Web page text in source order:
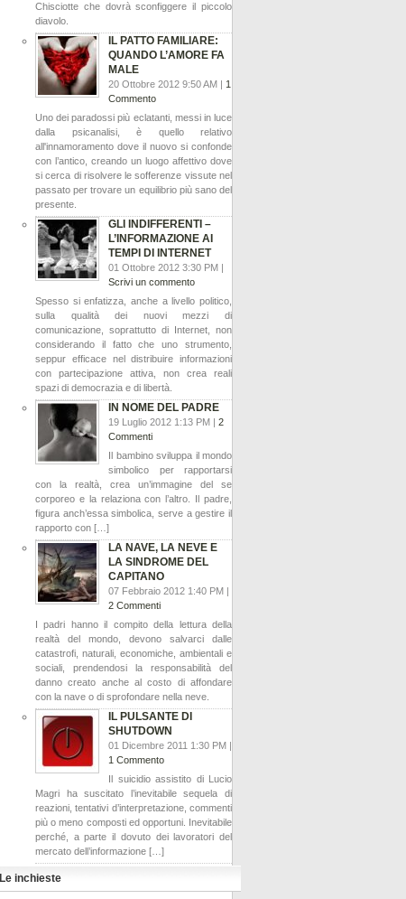
Chisciotte che dovrà sconfiggere il piccolo
diavolo.
IL PATTO FAMILIARE:
QUANDO L’AMORE FA
MALE
20 Ottobre 2012 9:50 AM | 1
Commento
Uno dei paradossi più eclatanti, messi in luce
dalla psicanalisi, è quello relativo
all'innamoramento dove il nuovo si confonde
con l’antico, creando un luogo affettivo dove
si cerca di risolvere le sofferenze vissute nel
passato per trovare un equilibrio più sano del
presente.
GLI INDIFFERENTI –
L’INFORMAZIONE AI
TEMPI DI INTERNET
01 Ottobre 2012 3:30 PM |
Scrivi un commento
Spesso si enfatizza, anche a livello politico,
sulla qualità dei nuovi mezzi di
comunicazione, soprattutto di Internet, non
considerando il fatto che uno strumento,
seppur efficace nel distribuire informazioni
con partecipazione attiva, non crea reali
spazi di democrazia e di libertà.
IN NOME DEL PADRE
19 Luglio 2012 1:13 PM | 2
Commenti
Il bambino sviluppa il mondo
simbolico per rapportarsi
con la realtà, crea un’immagine del se
corporeo e la relaziona con l’altro. Il padre,
figura anch’essa simbolica, serve a gestire il
rapporto con […]
LA NAVE, LA NEVE E
LA SINDROME DEL
CAPITANO
07 Febbraio 2012 1:40 PM |
2 Commenti
I padri hanno il compito della lettura della
realtà del mondo, devono salvarci dalle
catastrofi, naturali, economiche, ambientali e
sociali, prendendosi la responsabilità del
danno creato anche al costo di affondare
con la nave o di sprofondare nella neve.
IL PULSANTE DI
SHUTDOWN
01 Dicembre 2011 1:30 PM |
1 Commento
Il suicidio assistito di Lucio
Magri ha suscitato l’inevitabile sequela di
reazioni, tentativi d’interpretazione, commenti
più o meno composti ed opportuni. Inevitabile
perché, a parte il dovuto dei lavoratori del
mercato dell’informazione […]
Le inchieste